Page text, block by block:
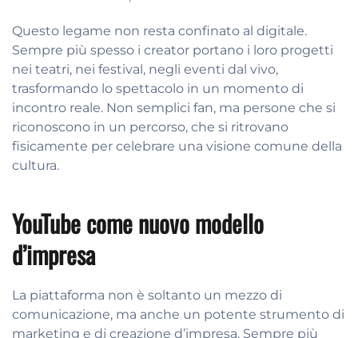
Questo legame non resta confinato al digitale.
Sempre più spesso i creator portano i loro progetti
nei teatri, nei festival, negli eventi dal vivo,
trasformando lo spettacolo in un momento di
incontro reale. Non semplici fan, ma persone che si
riconoscono in un percorso, che si ritrovano
fisicamente per celebrare una visione comune della
cultura.
YouTube come nuovo modello
d’impresa
La piattaforma non è soltanto un mezzo di
comunicazione, ma anche un potente strumento di
marketing e di creazione d’impresa. Sempre più